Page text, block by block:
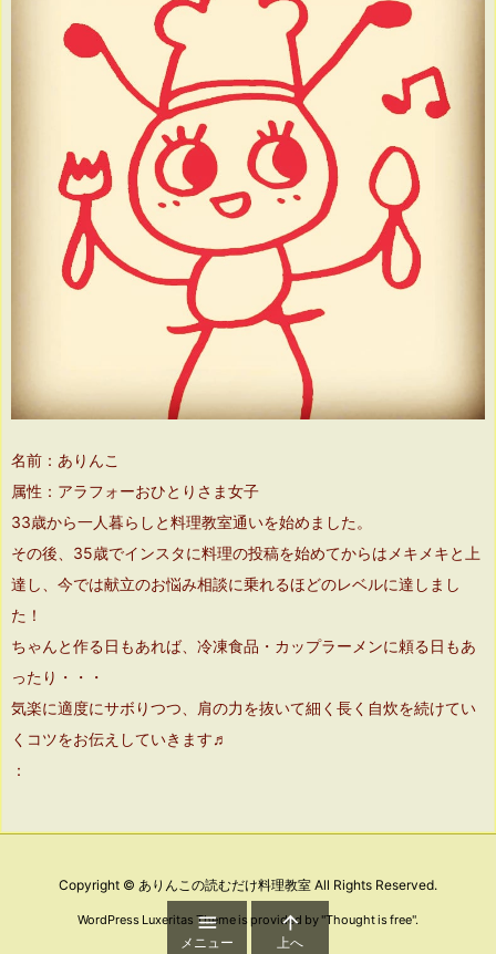
名前：ありんこ
属性：アラフォーおひとりさま女子
33歳から一人暮らしと料理教室通いを始めました。
その後、35歳でインスタに料理の投稿を始めてからはメキメキと上
達し、今では献立のお悩み相談に乗れるほどのレベルに達しまし
た！
ちゃんと作る日もあれば、冷凍食品・カップラーメンに頼る日もあ
ったり・・・
気楽に適度にサボりつつ、肩の力を抜いて細く長く自炊を続けてい
くコツをお伝えしていきます♬
：
Copyright © ありんこの読むだけ料理教室 All Rights Reserved.
WordPress Luxeritas Theme is provided by "Thought is free".

メニュー

上へ